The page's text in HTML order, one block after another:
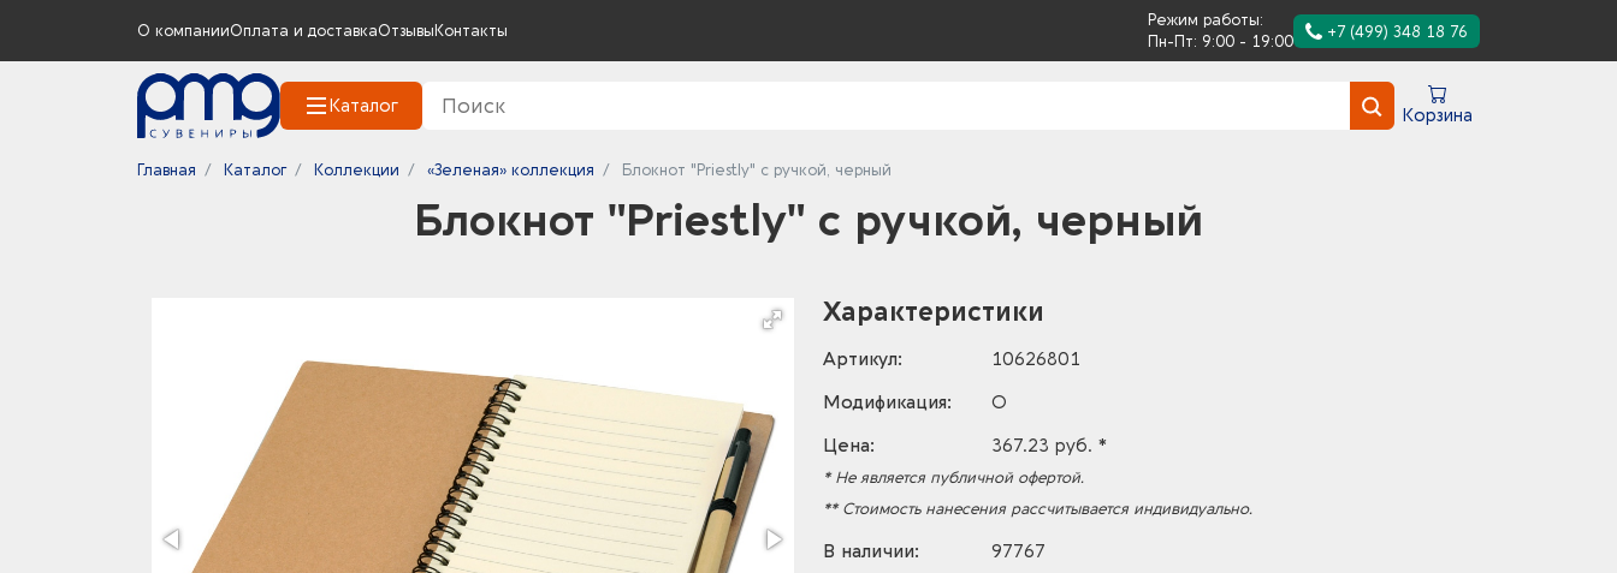
О компанииОплата и доставкаОтзывы Контакты
Режим работы:
Пн-Пт: 9:00 - 19:00
+7 (499) 348 18 76
Каталог Корзина
Главная Каталог Коллекции «Зеленая» коллекция Блокнот "Priestly" с ручкой, черный
Блокнот "Priestly" с ручкой, черный
Характеристики
Артикул:
10626801
Модификация:
O
Цена:
367.23 руб. *
* Не является публичной офертой.
** Стоимость нанесения рассчитывается индивидуально.
В наличии:
97767